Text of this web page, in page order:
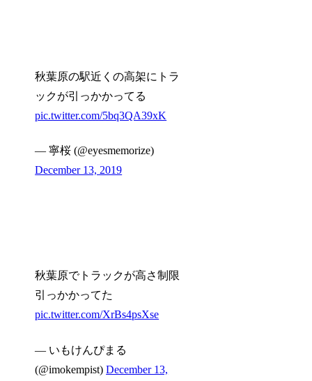
秋葉原の駅近くの高架にトラ
ックが引っかかってる
pic.twitter.com/5bq3QA39xK
— 寧桜 (@eyesmemorize)
December 13, 2019
秋葉原でトラックが高さ制限
引っかかってた
pic.twitter.com/XrBs4psXse
— いもけんぴまる
(@imokempist)December 13,